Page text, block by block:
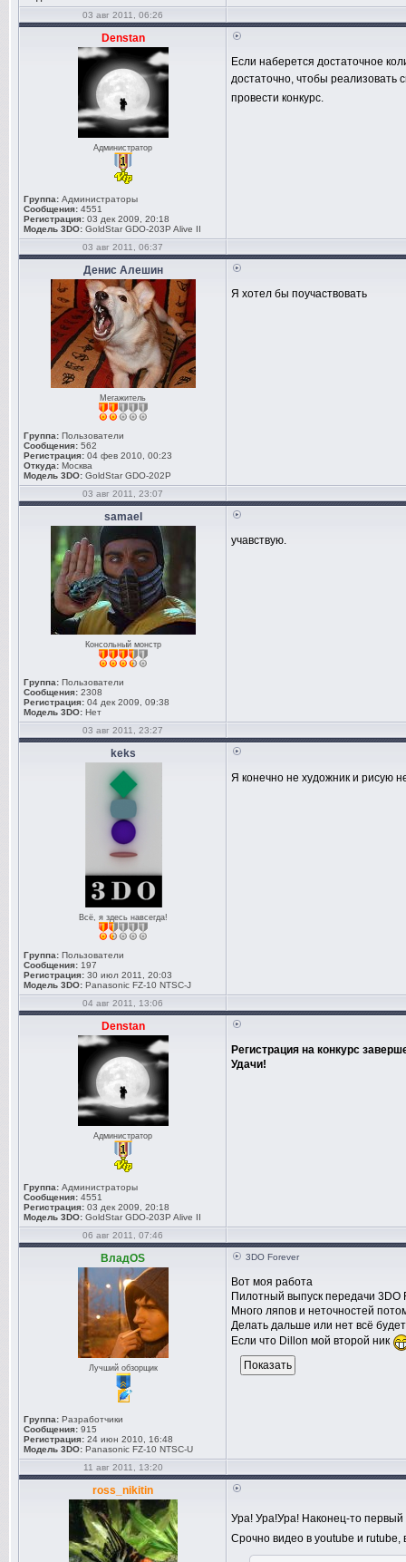
03 авг 2011, 06:26
Denstan
Администратор
Группа: Администраторы
Сообщения: 4551
Регистрация: 03 дек 2009, 20:18
Модель 3DO: GoldStar GDO-203P Alive II
Если наберется достаточное
достаточно, чтобы реализовать
провести конкурс.
03 авг 2011, 06:37
Денис Алешин
Мегажитель
Группа: Пользователи
Сообщения: 562
Регистрация: 04 фев 2010, 00:23
Откуда: Москва
Модель 3DO: GoldStar GDO-202P
Я хотел бы поучаствовать
03 авг 2011, 23:07
samael
Консольный монстр
Группа: Пользователи
Сообщения: 2308
Регистрация: 04 дек 2009, 09:38
Модель 3DO: Нет
учавствую.
03 авг 2011, 23:27
keks
Всё, я здесь навсегда!
Группа: Пользователи
Сообщения: 197
Регистрация: 30 июл 2011, 20:03
Модель 3DO: Panasonic FZ-10 NTSC-J
Я конечно не художник и рисую
04 авг 2011, 13:06
Denstan
Администратор
Группа: Администраторы
Сообщения: 4551
Регистрация: 03 дек 2009, 20:18
Модель 3DO: GoldStar GDO-203P Alive II
Регистрация на конкурс
Удачи!
06 авг 2011, 07:46
ВладOS
Лучший обзорщик
Группа: Разработчики
Сообщения: 915
Регистрация: 24 июн 2010, 16:48
Модель 3DO: Panasonic FZ-10 NTSC-U
3DO Forever
Вот моя работа
Пилотный выпуск передачи 3DO
Много ляпов и неточностей
Делать дальше или нет всё
Если что Dillon мой второй ник
11 авг 2011, 13:20
ross_nikitin
Ура! Ура!Ура! Наконец-то
Срочно видео в youtube и rutube,